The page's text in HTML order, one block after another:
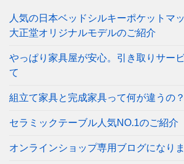
人気の日本ベッドシルキーポケットマ
大正堂オリジナルモデルのご紹介
やっぱり家具屋が安心。引き取りサー
て
組立て家具と完成家具って何が違うの？
セラミックテーブル人気NO.1のご紹介
オンラインショップ専用ブログになりま